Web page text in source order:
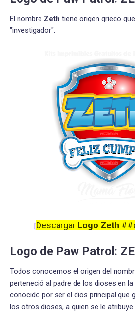
El nombre Zeth tiene origen griego
"investigador".
[Descargar Logo Zeth
Logo de Paw Patrol:
Todos conocemos el origen del
perteneció al padre de los dioses en
conocido por ser el dios principal que
los otros dioses, a quien se le